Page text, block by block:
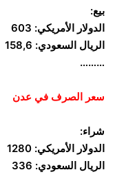
بيع:
الدولار الأمريكي: 603
الريال السعودي: 158,6
………
سعر الصرف في عدن
شراء:
الدولار الأمريكي: 1280
الريال السعودي: 336